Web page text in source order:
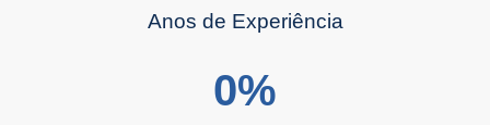
Anos de Experiência
0%